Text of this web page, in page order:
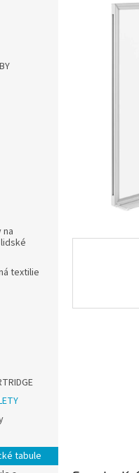
textilie
tabule